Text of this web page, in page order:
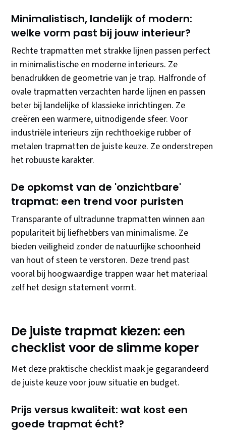
Minimalistisch, landelijk of modern:
welke vorm past bij jouw interieur?
Rechte trapmatten met strakke lijnen passen perfect
in minimalistische en moderne interieurs. Ze
benadrukken de geometrie van je trap. Halfronde of
ovale trapmatten verzachten harde lijnen en passen
beter bij landelijke of klassieke inrichtingen. Ze
creëren een warmere, uitnodigende sfeer. Voor
industriële interieurs zijn rechthoekige rubber of
metalen trapmatten de juiste keuze. Ze onderstrepen
het robuuste karakter.
De opkomst van de 'onzichtbare'
trapmat: een trend voor puristen
Transparante of ultradunne trapmatten winnen aan
populariteit bij liefhebbers van minimalisme. Ze
bieden veiligheid zonder de natuurlijke schoonheid
van hout of steen te verstoren. Deze trend past
vooral bij hoogwaardige trappen waar het materiaal
zelf het design statement vormt.
De juiste trapmat kiezen: een
checklist voor de slimme koper
Met deze praktische checklist maak je gegarandeerd
de juiste keuze voor jouw situatie en budget.
Prijs versus kwaliteit: wat kost een
goede trapmat écht?